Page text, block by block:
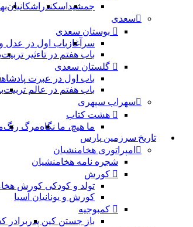
جمشید اسکندر اشکانیان
سعدی
بوستان سعدی
سرآغاز باب اول در عدل و
باب هفتم در تاءثیر تربیت
گلستان سعدی
باب اول در عبرت
باب هفتم در عالم تربیت
سهراب سپهری
هشت کتاب
ما هیچ، ما نگاهمرگ رنگ
تاریخ سرزمین پارس
امپراتوری هخامنشیان
شجره نامه هخامنشیان
کورش
تولد و کودکی کورش
کورش و یونانیان آسیا
کمبوجیه
باز جستن کین پدر برادر